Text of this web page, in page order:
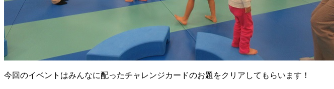
今回のイベントはみんなに配ったチャレンジカードのお題をクリアしてもらいます！